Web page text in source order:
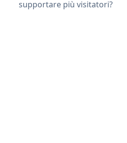
supportare più visitatori?